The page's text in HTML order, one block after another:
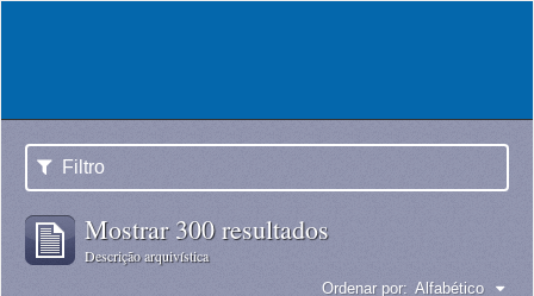
Filtro
Mostrar 300 resultados
Descrição arquivística
Ordenar por: Alfabético